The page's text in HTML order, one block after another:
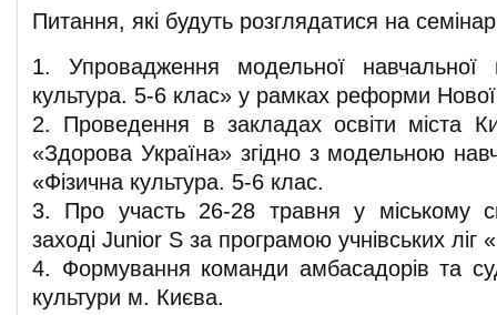
Питання, які будуть розглядатися на
1. Упровадження модельної навчальної
культура. 5-6 клас» у рамках реформи Нової
2. Проведення в закладах освіти міста
«Здорова Україна» згідно з модельною
«Фізична культура. 5-6 клас.
3. Про участь 26-28 травня у міському
заході Junior S за програмою учнівських ліг
4. Формування команди амбасадорів та
культури м. Києва.